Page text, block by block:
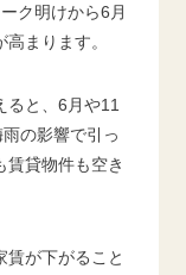
ク明けから6月
まります。
ると、6月や11
の影響で引っ
賃貸物件も空き
賃が下がること